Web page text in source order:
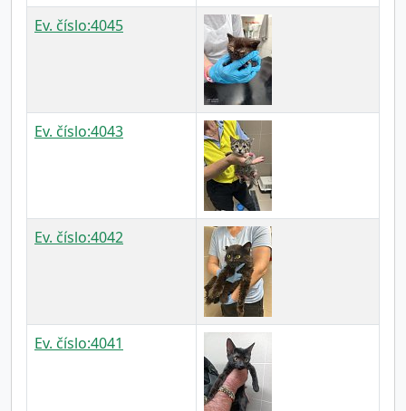
Ev. číslo:4045
Ev. číslo:4043
Ev. číslo:4042
Ev. číslo:4041